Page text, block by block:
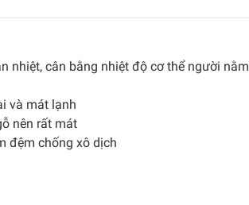
nhiệt, cân bằng nhiệt độ cơ thể người nằm
và mát lạnh
nên rất mát
đệm chống xô dịch